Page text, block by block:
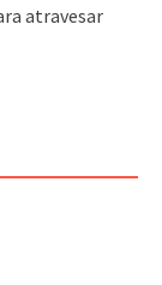
atravesar